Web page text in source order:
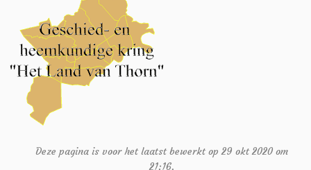
Deze pagina is voor het laatst bewerkt op 29 okt 2020 om
21:16.